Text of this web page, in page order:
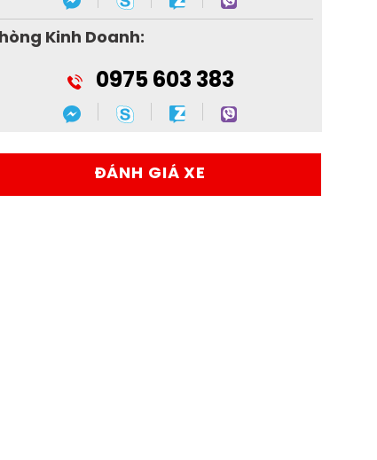
Kinh Doanh:
0975 603 383
ĐÁNH GIÁ XE